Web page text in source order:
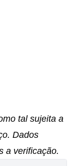
tal sujeita a
Dados
a verificação.